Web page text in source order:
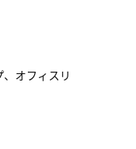
オフィスリ